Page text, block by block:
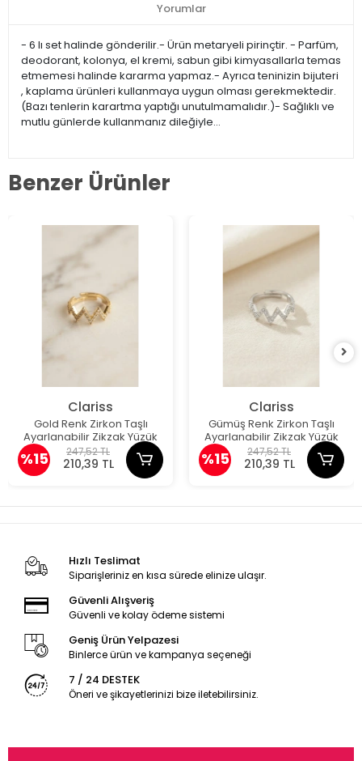
Yorumlar
- 6 lı set halinde gönderilir.- Ürün metaryeli pirinçtir. - Parfüm,
deodorant, kolonya, el kremi, sabun gibi kimyasallarla temas
etmemesi halinde kararma yapmaz.- Ayrıca teninizin bijuteri
, kaplama ürünleri kullanmaya uygun olması gerekmektedir.
(Bazı tenlerin karartma yaptığı unutulmamalıdır.)- Sağlıklı ve
mutlu günlerde kullanmanız dileğiyle…
Benzer Ürünler
Clariss
Gold Renk Zirkon Taşlı
Ayarlanabilir Zikzak Yüzük
%15 247,52 TL
210,39 TL
Clariss
Gümüş Renk Zirkon Taşlı
Ayarlanabilir Zikzak Yüzük
%15 247,52 TL
210,39 TL
Hızlı Teslimat
Siparişleriniz en kısa sürede elinize ulaşır.
Güvenli Alışveriş
Güvenli ve kolay ödeme sistemi
Geniş Ürün Yelpazesi
Binlerce ürün ve kampanya seçeneği
7 / 24 DESTEK
Öneri ve şikayetlerinizi bize iletebilirsiniz.